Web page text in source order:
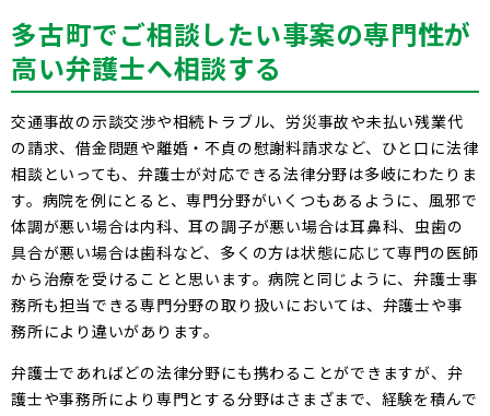
多古町でご相談したい事案の専門性が
高い弁護士へ相談する
交通事故の示談交渉や相続トラブル、労災事故や未払い残業代
の請求、借金問題や離婚・不貞の慰謝料請求など、ひと口に法律
相談といっても、弁護士が対応できる法律分野は多岐にわたりま
す。病院を例にとると、専門分野がいくつもあるように、風邪で
体調が悪い場合は内科、耳の調子が悪い場合は耳鼻科、虫歯の
具合が悪い場合は歯科など、多くの方は状態に応じて専門の医師
から治療を受けることと思います。病院と同じように、弁護士事
務所も担当できる専門分野の取り扱いにおいては、弁護士や事
務所により違いがあります。
弁護士であればどの法律分野にも携わることができますが、弁
護士や事務所により専門とする分野はさまざまで、経験を積んで